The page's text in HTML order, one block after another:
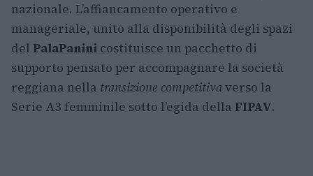
nazionale. L’affiancamento operativo e
manageriale, unito alla disponibilità degli spazi
del PalaPanini costituisce un pacchetto di
supporto pensato per accompagnare la società
reggiana nella transizione competitivaverso la
Serie A3 femminile sotto l’egida della FIPAV.